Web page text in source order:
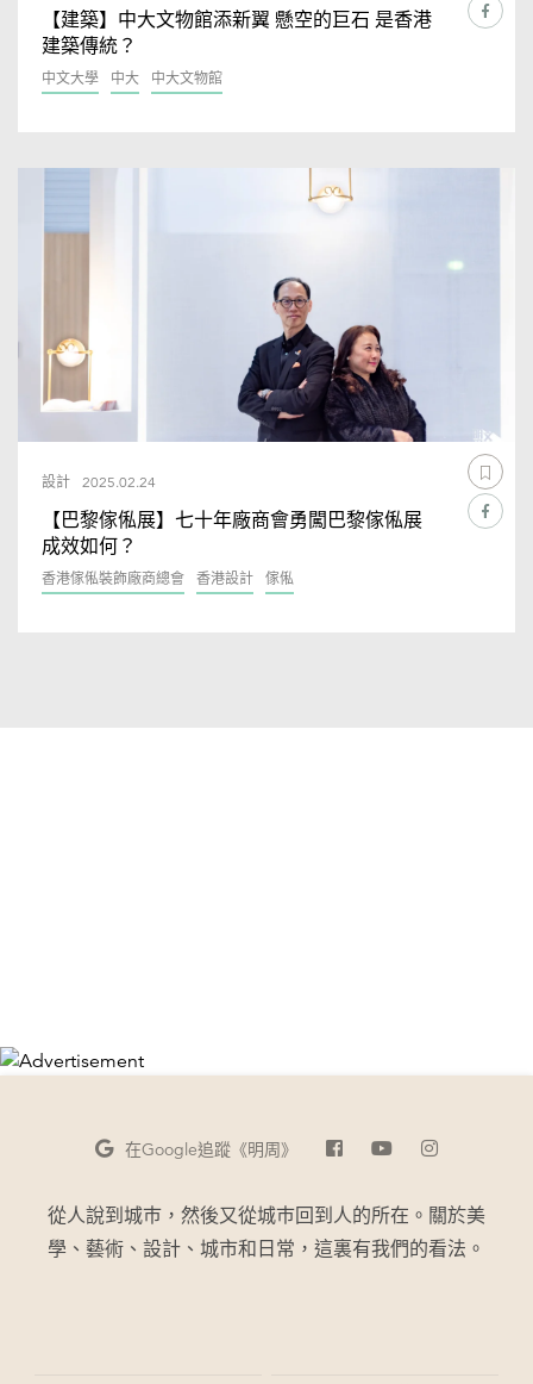
【建築】中大文物館添新翼 懸空的巨石 是香港
建築傳統？
中文大學 中大 中大文物館
設計 2025.02.24
【巴黎傢俬展】七十年廠商會勇闖巴黎傢俬展
成效如何？
香港傢俬裝飾廠商總會 香港設計 傢俬
在Google追蹤《明周》
從人說到城巿，然後又從城巿回到人的所在。關於美
學、藝術、設計、城市和日常，這裏有我們的看法。